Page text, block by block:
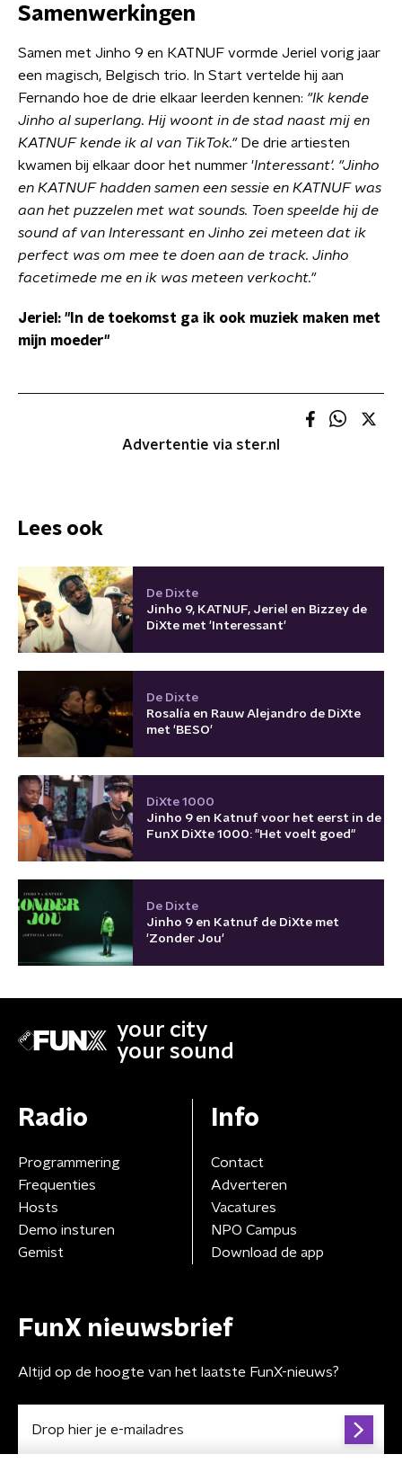
Samenwerkingen
Samen met Jinho 9 en KATNUF vormde Jeriel vorig jaar
een magisch, Belgisch trio. In Start vertelde hij aan
Fernando hoe de drie elkaar leerden kennen: "Ik kende
Jinho al superlang. Hij woont in de stad naast mij en
KATNUF kende ik al van TikTok."De drie artiesten
kwamen bij elkaar door het nummer 'Interessant'. "Jinho
en KATNUF hadden samen een sessie en KATNUF was
aan het puzzelen met wat sounds. Toen speelde hij de
sound af van Interessant en Jinho zei meteen dat ik
perfect was om mee te doen aan de track. Jinho
facetimede me en ik was meteen verkocht."
Jeriel: "In de toekomst ga ik ook muziek maken met
mijn moeder"
Advertentie via ster.nl
Lees ook
De Dixte
Jinho 9, KATNUF, Jeriel en Bizzey de
DiXte met 'Interessant'
De Dixte
Rosalía en Rauw Alejandro de DiXte
met 'BESO'
DiXte 1000
Jinho 9 en Katnuf voor het eerst in de
FunX DiXte 1000: "Het voelt goed"
De Dixte
Jinho 9 en Katnuf de DiXte met
'Zonder Jou'
your city
your sound
Radio
Programmering
Frequenties
Hosts
Demo insturen
Gemist
Info
Contact
Adverteren
Vacatures
NPO Campus
Download de app
FunX nieuwsbrief
Altijd op de hoogte van het laatste FunX-nieuws?